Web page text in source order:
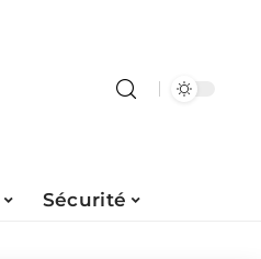
Sécurité